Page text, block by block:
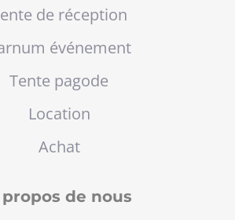
de réception
événement
Tente pagode
Location
Achat
de nous